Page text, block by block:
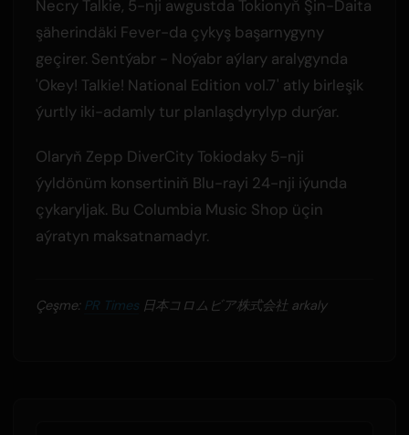
Necry Talkie, 5-nji awgustda Tokionyň Şin-Daita
şäherindäki Fever-da çykyş başarnygyny
geçirer. Sentýabr - Noýabr aýlary aralygynda
'Okey! Talkie! National Edition vol.7' atly birleşik
ýurtly iki-adamly tur planlaşdyrylyp durýar.
Olaryň Zepp DiverCity Tokiodaky 5-nji
ýyldönüm konsertiniň Blu-rayi 24-nji iýunda
çykaryljak. Bu Columbia Music Shop üçin
aýratyn maksatnamadyr.
Çeşme: PR Times日本コロムビア株式会社 arkaly